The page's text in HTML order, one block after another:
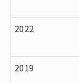
2022
2019